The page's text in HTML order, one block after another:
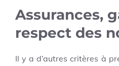
Assurances,
respect des
Il y a d’autres critères à